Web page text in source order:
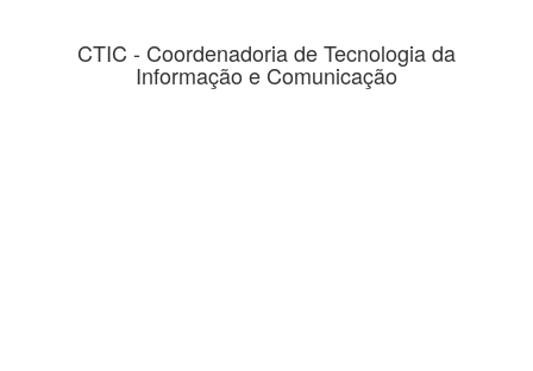
CTIC - Coordenadoria de Tecnologia da
Informação e Comunicação